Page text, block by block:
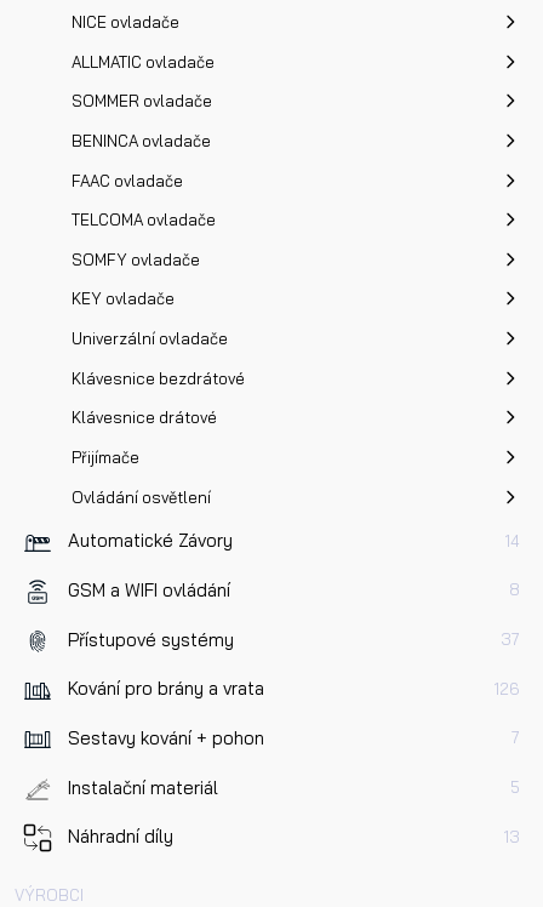
NICE ovladače
ALLMATIC ovladače
SOMMER ovladače
BENINCA ovladače
FAAC ovladače
TELCOMA ovladače
SOMFY ovladače
KEY ovladače
Univerzální ovladače
Klávesnice bezdrátové
Klávesnice drátové
Přijímače
Ovládání osvětlení
Automatické Závory 14
GSM a WIFI ovládání 8
Přístupové systémy 37
Kování pro brány a vrata 126
Sestavy kování + pohon 7
Instalační materiál 5
Náhradní díly 13
VÝROBCI
Přečetl/a jsem si a jsem srozuměn/a se
Zásadami
zpracováním osobních údajů.
Odeslat